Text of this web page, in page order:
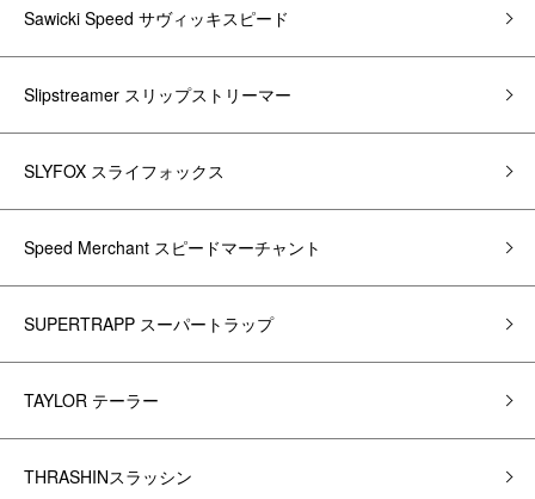
Sawicki Speed サヴィッキスピード
Slipstreamer スリップストリーマー
SLYFOX スライフォックス
Speed Merchant スピードマーチャント
SUPERTRAPP スーパートラップ
TAYLOR テーラー
THRASHINスラッシン